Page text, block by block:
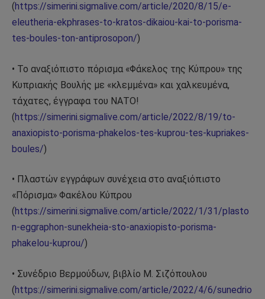
(https://simerini.sigmalive.com/article/2020/8/15/e-
eleutheria-ekphrases-to-kratos-dikaiou-kai-to-porisma-
tes-boules-ton-antiprosopon/)
• Το αναξιόπιστο πόρισμα «Φάκελος της Κύπρου» της
Κυπριακής Βουλής με «κλεμμένα» και χαλκευμένα,
τάχατες, έγγραφα του ΝΑΤΟ!
(https://simerini.sigmalive.com/article/2022/8/19/to-
anaxiopisto-porisma-phakelos-tes-kuprou-tes-kupriakes-
boules/)
• Πλαστών εγγράφων συνέχεια στο αναξιόπιστο
«Πόρισμα» Φακέλου Κύπρου
(https://simerini.sigmalive.com/article/2022/1/31/plasto
n-eggraphon-sunekheia-sto-anaxiopisto-porisma-
phakelou-kuprou/)
• Συνέδριο Βερμούδων, βιβλίο Μ. Σιζόπουλου
(https://simerini.sigmalive.com/article/2022/4/6/sunedrio